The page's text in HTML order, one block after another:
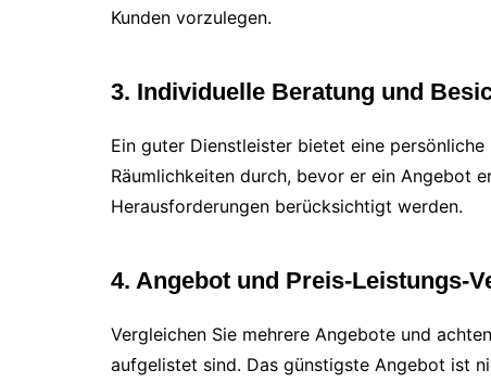
Kunden vorzulegen.
3. Individuelle Beratung und
Ein guter Dienstleister bietet eine
Räumlichkeiten durch, bevor er ein Angebot
Herausforderungen berücksichtigt werden.
4. Angebot und Preis-Leistungs-
Vergleichen Sie mehrere Angebote und
aufgelistet sind. Das günstigste Angebot ist